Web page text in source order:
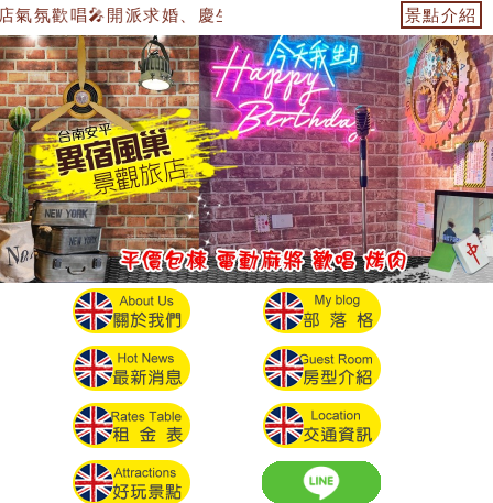
氛歡唱🎤開派求婚、慶生、電子飛鏢機、電動麻將🀄️、烤肉
景點介紹